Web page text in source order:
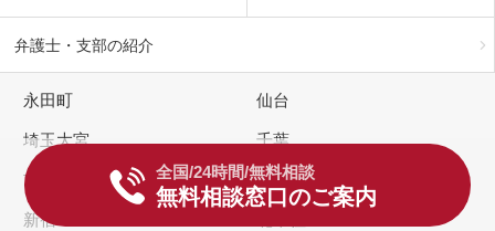
全国/24時間/無料相談
無料相談窓口のご案内
弁護士・支部の紹介
永田町 仙台
埼玉大宮 千葉
市川 丸の内
新宿